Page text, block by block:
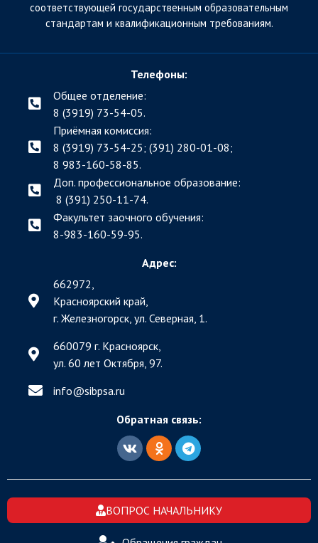
соответствующей государственным образовательным
стандартам и квалификационным требованиям.
Телефоны:
Общее отделение:
8 (3919) 73-54-05.
Приёмная комиссия:
8 (3919) 73-54-25; (391) 280-01-08;
8 983-160-58-85.
Доп. профессиональное образование:
8 (391) 250-11-74.
Факультет заочного обучения:
8-983-160-59-95.
Адрес:
662972,
Красноярский край,
г. Железногорск, ул. Северная, 1.
660079 г. Красноярск,
ул. 60 лет Октября, 97.
info@sibpsa.ru
Обратная связь:
ВОПРОС НАЧАЛЬНИКУ